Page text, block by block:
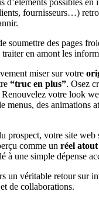
fournisseurs…)
soumettre des pages
en amont les
miser sur votre
“truc en plus”. Osez
Renouvelez votre look
menus, des animations
prospect, votre site web
comme un réel atout
à une simple dépense
un véritable retour sur
de collaborations.